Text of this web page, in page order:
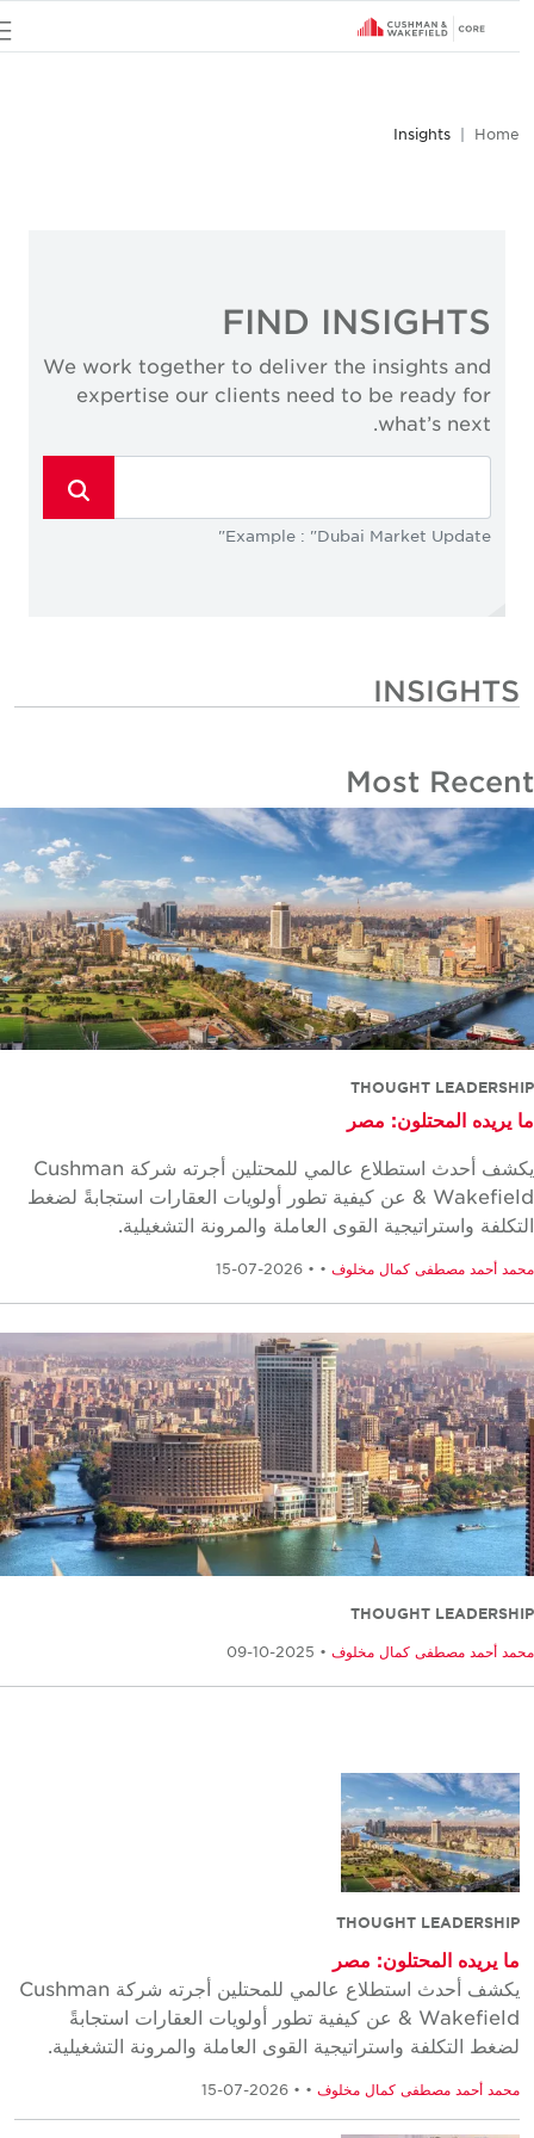
Home
Insights
FIND INSIGHTS
We work together to deliver the insights and
expertise our clients need to be ready for
what’s next.
Example : "Dubai Market Update"
INSIGHTS
Most
THOUGHT
يريده المحتلون: مصر
يكشف أحدث استطلاع عالمي للمحتلين أجرته شركة Cushman
& Wakefield عن كيفية تطور أولويات العقارات استجابةً لضغط
واستراتيجية القوى العاملة والمرونة التشغيلية.
أحمد مصطفى كمال مخلوف•
• 2026-07-15
THOUGHT
أحمد مصطفى كمال مخلوف• 2025-10-09
THOUGHT LEADERSHIP
ما يريده المحتلون: مصر
يكشف أحدث استطلاع عالمي للمحتلين أجرته شركة Cushman
& Wakefield عن كيفية تطور أولويات العقارات استجابةً
لضغط التكلفة واستراتيجية القوى العاملة والمرونة التشغيلية.
محمد أحمد مصطفى كمال مخلوف•
• 2026-07-15